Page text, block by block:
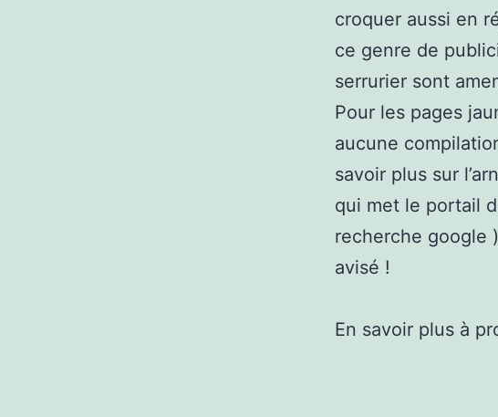
croquer aussi en
ce genre de
serrurier sont
Pour les pages
aucune
savoir plus sur
qui met le portail
recherche google
avisé !
En savoir plus à